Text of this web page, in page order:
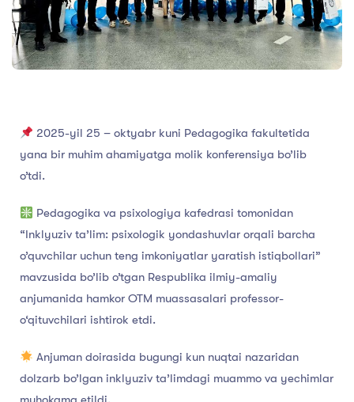
2025-yil 25 – oktyabr kuni Pedagogika fakultetida
yana bir muhim ahamiyatga molik konferensiya bo’lib
o’tdi.
Pedagogika va psixologiya kafedrasi tomonidan
“Inklyuziv ta’lim: psixologik yondashuvlar orqali barcha
o’quvchilar uchun teng imkoniyatlar yaratish istiqbollari”
mavzusida bo’lib o’tgan Respublika ilmiy-amaliy
anjumanida hamkor OTM muassasalari professor-
o‘qituvchilari ishtirok etdi.
Anjuman doirasida bugungi kun nuqtai nazaridan
dolzarb bo’lgan inklyuziv ta’limdagi muammo va yechimlar